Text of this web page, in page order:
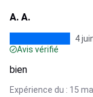
A. A.
4
Avis vérifié
bien
Expérience du : 15